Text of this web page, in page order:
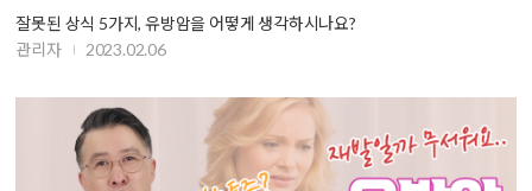
잘못된 상식 5가지, 유방암을 어떻게 생각하시나요?
관리자
2023.02.06